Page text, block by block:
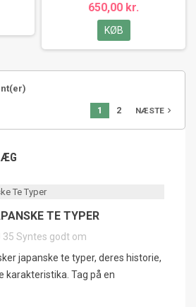
650,00 kr.
KØB
1 2 NÆSTE 
TE TYPER
35 Syntes godt om
japanske te typer, deres historie,
karakteristika. Tag på en